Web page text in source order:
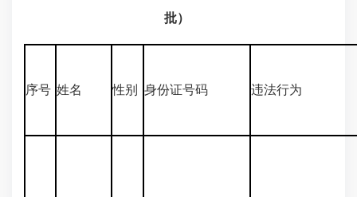
批）
序号 姓名 性别 身份证号码 违法行为